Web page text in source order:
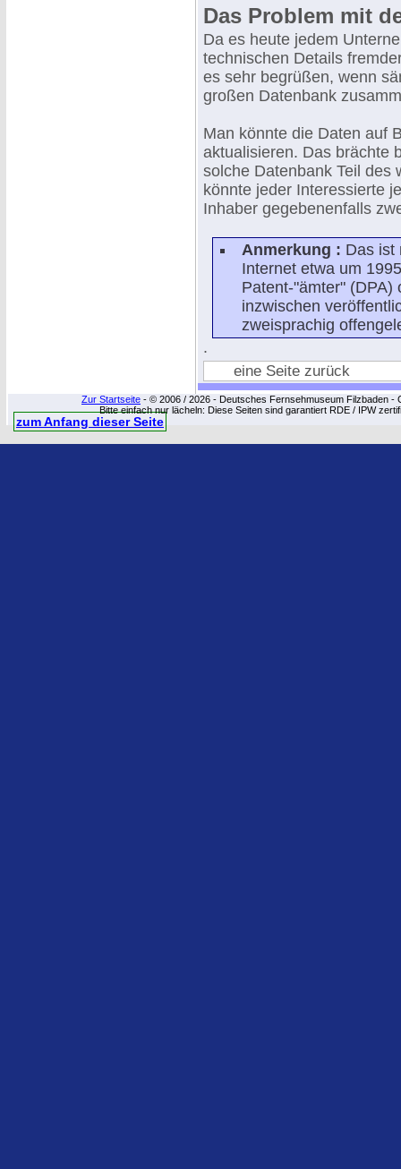
Das Problem mit
Da es heute jedem
technischen Details
es sehr begrüßen, wenn
großen Datenbank
Man könnte die Daten auf
aktualisieren. Das brächte
solche Datenbank Teil des
könnte jeder Interessierte
Inhaber gegebenenfalls
Anmerkung : Das ist
Internet etwa um
Patent-"ämter"
inzwischen
zweisprachig
.
eine Seite zurück
Zur Startseite - © 2006 / 2026 - Deutsches Fernsehmuseum Filzbaden -
Bitte einfach nur lächeln: Diese Seiten sind garantiert RDE / IPW
zum Anfang dieser Seite